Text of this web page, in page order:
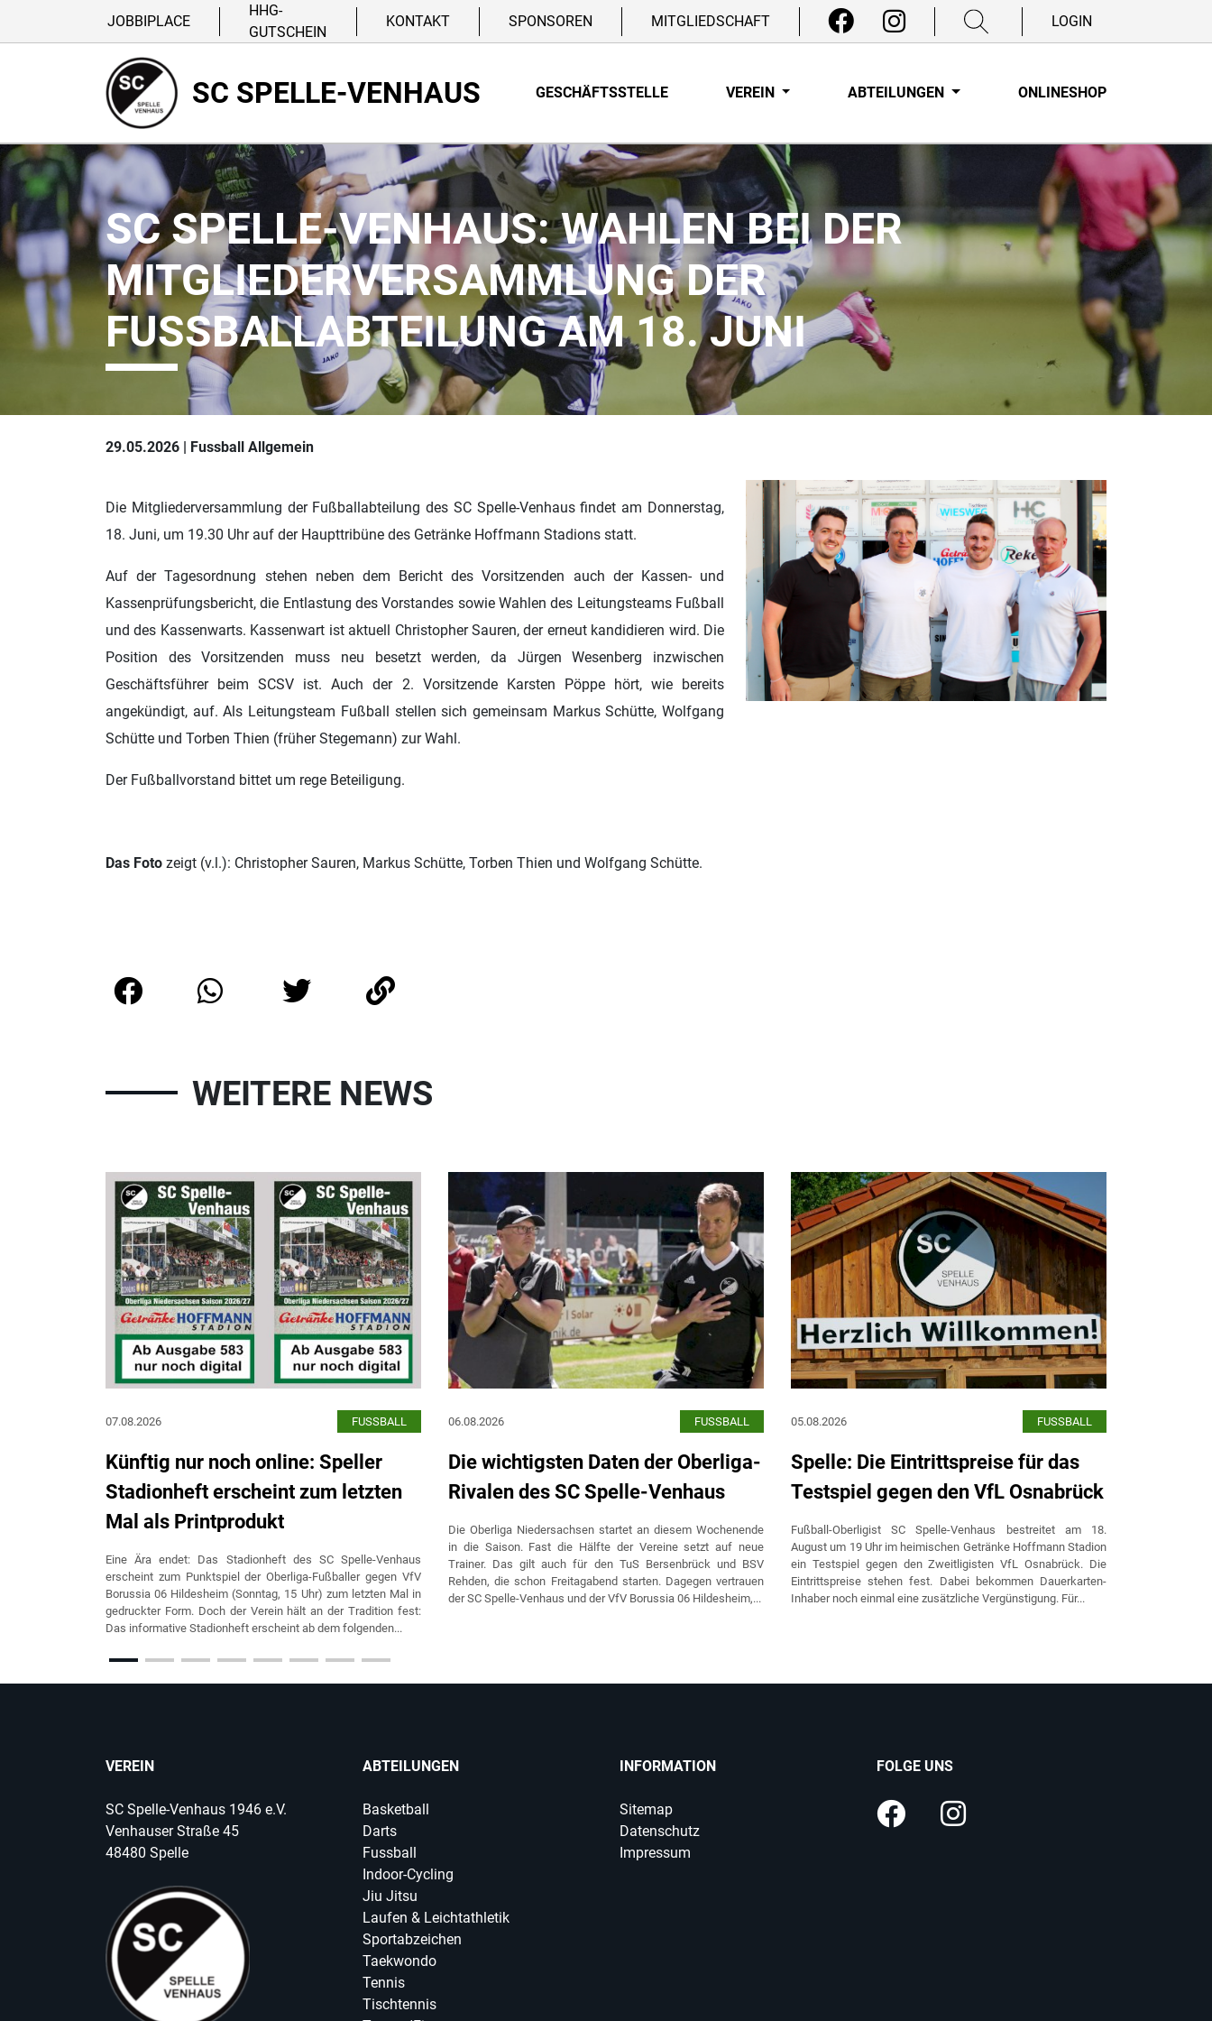
JOBBIPLACE
HHG-
GUTSCHEIN
KONTAKT SPONSOREN MITGLIEDSCHAFT LOGIN
SC SPELLE-VENHAUS GESCHÄFTSSTELLE VEREIN ABTEILUNGEN ONLINESHOP
SC SPELLE-VENHAUS: WAHLEN BEI DER
MITGLIEDERVERSAMMLUNG DER
FUSSBALLABTEILUNG AM 18. JUNI
29.05.2026 | Fussball Allgemein
Die Mitgliederversammlung der Fußballabteilung des SC Spelle-Venhaus findet am Donnerstag,
18. Juni, um 19.30 Uhr auf der Haupttribüne des Getränke Hoffmann Stadions statt.
Auf der Tagesordnung stehen neben dem Bericht des Vorsitzenden auch der Kassen- und
Kassenprüfungsbericht, die Entlastung des Vorstandes sowie Wahlen des Leitungsteams Fußball
und des Kassenwarts. Kassenwart ist aktuell Christopher Sauren, der erneut kandidieren wird. Die
Position des Vorsitzenden muss neu besetzt werden, da Jürgen Wesenberg inzwischen
Geschäftsführer beim SCSV ist. Auch der 2. Vorsitzende Karsten Pöppe hört, wie bereits
angekündigt, auf. Als Leitungsteam Fußball stellen sich gemeinsam Markus Schütte, Wolfgang
Schütte und Torben Thien (früher Stegemann) zur Wahl.
Der Fußballvorstand bittet um rege Beteiligung.
Das Foto zeigt (v.l.): Christopher Sauren, Markus Schütte, Torben Thien und Wolfgang Schütte.
WEITERE NEWS
07.08.2026 FUSSBALL
Künftig nur noch online: Speller
Stadionheft erscheint zum letzten
Mal als Printprodukt
Eine Ära endet: Das Stadionheft des SC Spelle-Venhaus
erscheint zum Punktspiel der Oberliga-Fußballer gegen VfV
Borussia 06 Hildesheim (Sonntag, 15 Uhr) zum letzten Mal in
gedruckter Form. Doch der Verein hält an der Tradition fest:
Das informative Stadionheft erscheint ab dem folgenden...
06.08.2026 FUSSBALL
Die wichtigsten Daten der Oberliga-
Rivalen des SC Spelle-Venhaus
Die Oberliga Niedersachsen startet an diesem Wochenende
in die Saison. Fast die Hälfte der Vereine setzt auf neue
Trainer. Das gilt auch für den TuS Bersenbrück und BSV
Rehden, die schon Freitagabend starten. Dagegen vertrauen
der SC Spelle-Venhaus und der VfV Borussia 06 Hildesheim,...
05.08.2026 FUSSBALL
Spelle: Die Eintrittspreise für das
Testspiel gegen den VfL Osnabrück
Fußball-Oberligist SC Spelle-Venhaus bestreitet am 18.
August um 19 Uhr im heimischen Getränke Hoffmann Stadion
ein Testspiel gegen den Zweitligisten VfL Osnabrück. Die
Eintrittspreise stehen fest. Dabei bekommen Dauerkarten-
Inhaber noch einmal eine zusätzliche Vergünstigung. Für...
VEREIN
SC Spelle-Venhaus 1946 e.V.
Venhauser Straße 45
48480 Spelle
ABTEILUNGEN
Basketball
Darts
Fussball
Indoor-Cycling
Jiu Jitsu
Laufen & Leichtathletik
Sportabzeichen
Taekwondo
Tennis
Tischtennis
INFORMATION
Sitemap
Datenschutz
Impressum
FOLGE UNS